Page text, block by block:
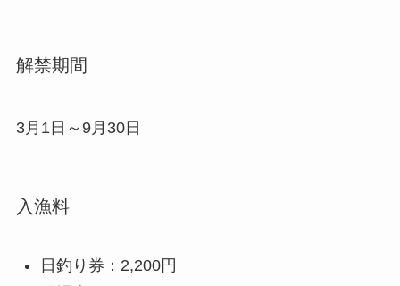
解禁期間
3月1日～9月30日
入漁料
日釣り券：2,200円